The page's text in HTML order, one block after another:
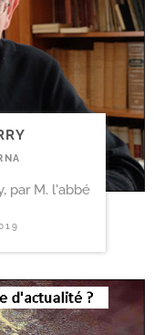
par M. l'abbé